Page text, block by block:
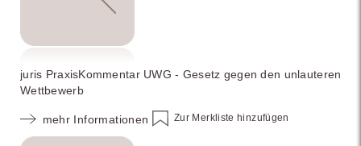
juris PraxisKommentar UWG - Gesetz gegen den unlauteren
Wettbewerb
mehr Informationen Zur Merkliste hinzufügen